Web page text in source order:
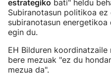
estrategiko bati" heldu
Subiranotasun politikoa
subiranotasun
egin du.
EH Bilduren
bere mezuak "ez du
mezua da".